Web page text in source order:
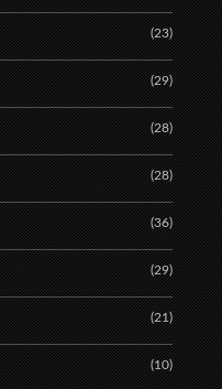
(23)
(29)
(28)
(28)
(36)
(29)
(21)
(10)